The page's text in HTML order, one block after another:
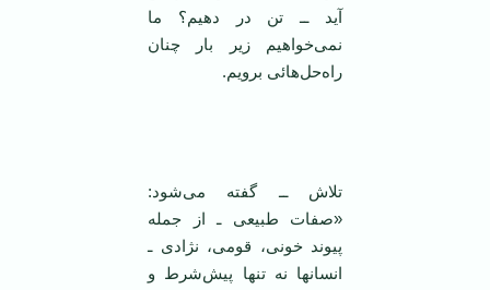
آید ــ تن در دهیم؟ ما
نمی‌خواهیم زیر بار چنان
راه‌حل‌هائی برویم.
تلاش ــ گفته می‌شود:
«صفات طبيعی ـ از جمله
پيوند خونی، قومی، نژادی ـ
انسانها نه تنها پيش‌شرط و